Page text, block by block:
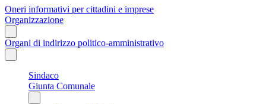
Oneri informativi per cittadini e imprese
Organizzazione
Organi di indirizzo politico-amministrativo
Sindaco
Giunta Comunale